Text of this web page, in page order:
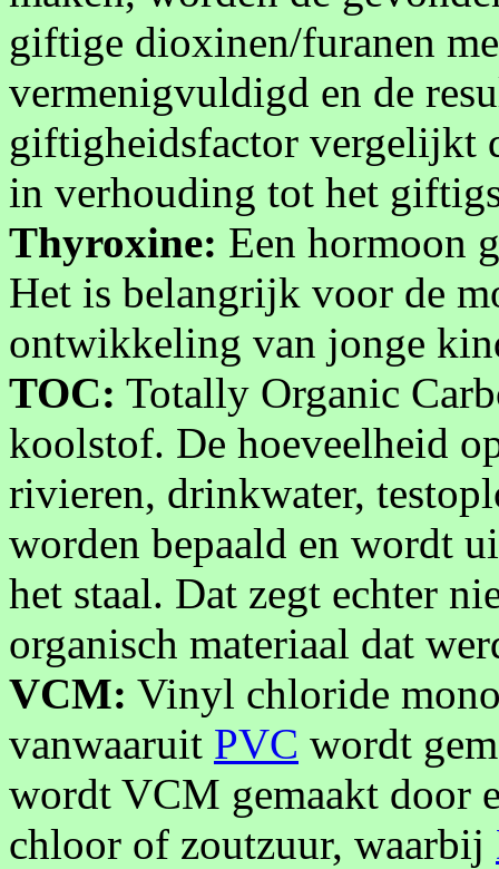
giftige dioxinen/furanen
vermenigvuldigd en de
giftigheidsfactor vergelijkt
in verhouding tot het
Thyroxine: Een hormoon
Het is belangrijk voor de
ontwikkeling van jonge
TOC: Totally Organic
koolstof. De hoeveelheid
rivieren, drinkwater,
worden bepaald en wordt
het staal. Dat zegt echter
organisch materiaal dat
VCM: Vinyl chloride
vanwaaruit PVC wordt
wordt VCM gemaakt door
chloor of zoutzuur, waarbij